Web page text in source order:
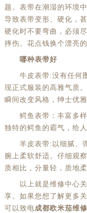
题。表带在潮湿的环境
导致表带变形、硬化，
硬化时不要弯曲，必须
摔伤。花点钱换个漂亮
哪种表带好
牛皮表带:没有任何图
现正式服装的高雅气质
瞬间改变风格，绅士优
鳄鱼表带：丰富多样
独特的鳄鱼的霸气，给
羊皮表带:以细腻、弹
腕上柔软舒适。仔细观
质相比，分量轻，质地柔
以上就是维修中心关
享。如果您想了解更多
可以致电成都欧米茄维